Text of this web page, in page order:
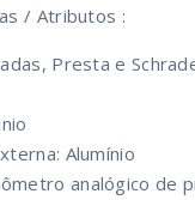
/ Atributos :
Presta e
Alumínio
analógico de